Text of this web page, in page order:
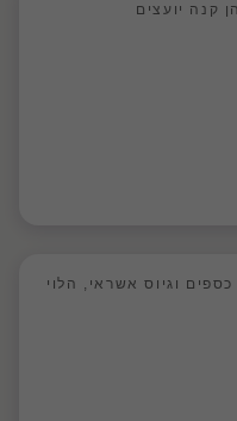
קנה יועצים
וגיוס אשראי, הלוי